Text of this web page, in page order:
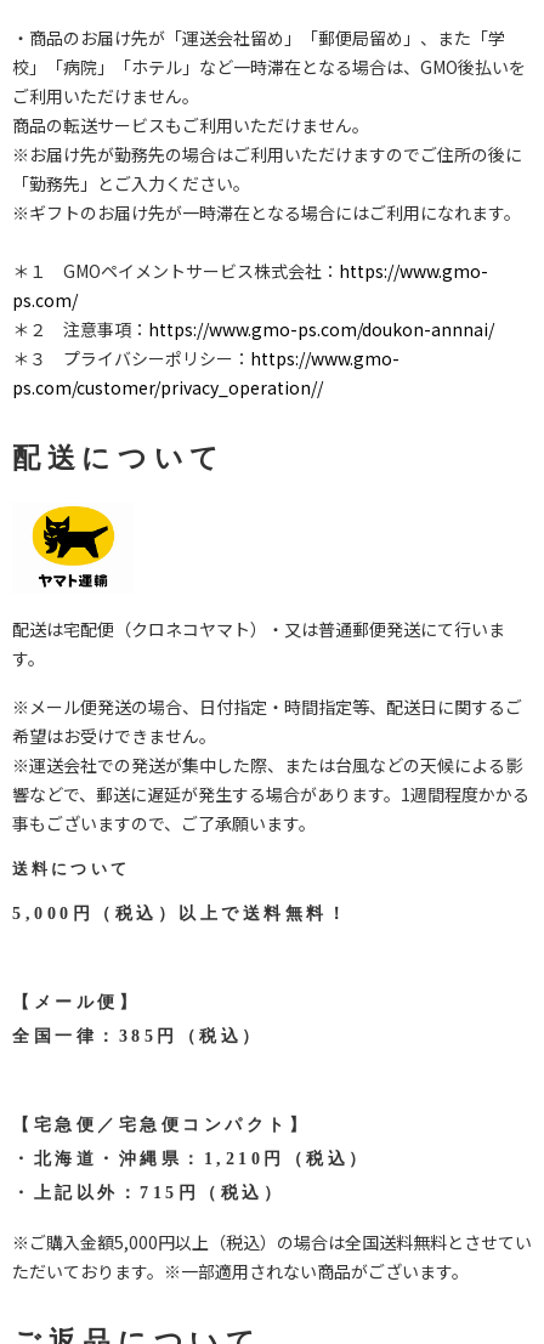
・商品のお届け先が「運送会社留め」「郵便局留め」、また「学
校」「病院」「ホテル」など一時滞在となる場合は、GMO後払いを
ご利用いただけません。
商品の転送サービスもご利用いただけません。
※お届け先が勤務先の場合はご利用いただけますのでご住所の後に
「勤務先」とご入力ください。
※ギフトのお届け先が一時滞在となる場合にはご利用になれます。
＊１ GMOペイメントサービス株式会社： https://www.gmo-
ps.com/
＊２ 注意事項： https://www.gmo-ps.com/doukon-annnai/
＊３ プライバシーポリシー： https://www.gmo-
ps.com/customer/privacy_operation//
配送について
配送は宅配便（クロネコヤマト）・又は普通郵便発送にて行いま
す。
※メール便発送の場合、日付指定・時間指定等、配送日に関するご
希望はお受けできません。
※運送会社での発送が集中した際、または台風などの天候による影
響などで、郵送に遅延が発生する場合があります。1週間程度かかる
事もございますので、ご了承願います。
送料について
5,000円（税込）以上で送料無料！
【メール便】
全国一律：385円（税込）
【宅急便／宅急便コンパクト】
・北海道・沖縄県：1,210円（税込）
・上記以外：715円（税込）
※ご購入金額5,000円以上（税込）の場合は全国送料無料とさせてい
ただいております。※一部適用されない商品がございます。